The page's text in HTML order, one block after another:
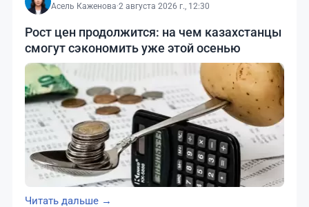
Асель Каженова·2 августа 2026 г., 12:30
Рост цен продолжится: на чем казахстанцы
смогут сэкономить уже этой осенью
Читать дальше →